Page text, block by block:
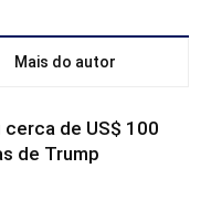
Mais do autor
cerca de US$ 100
de Trump